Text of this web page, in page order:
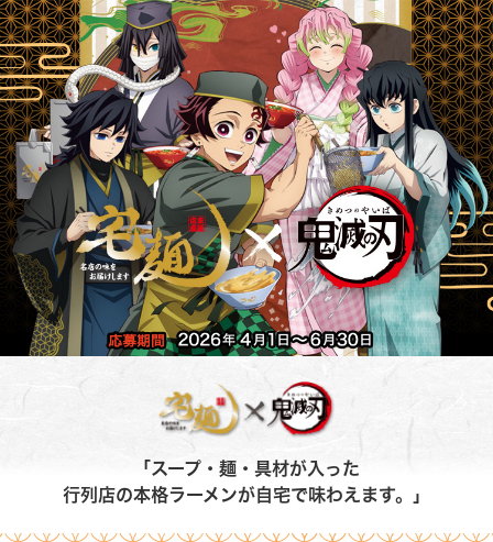
「スープ・麺・具材が入った
行列店の本格ラーメンが自宅で味わえます。」